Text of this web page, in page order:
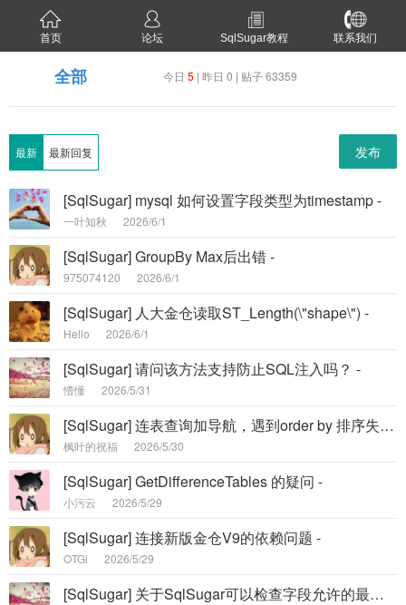
首页 论坛 SqlSugar教程 联系我们
全部 今日 5 | 昨日 0 | 贴子 63359
最新 最新回复 发布
[SqlSugar] mysql 如何设置字段类型为timestamp -
一叶知秋 2026/6/1
[SqlSugar] GroupBy Max后出错 -
975074120 2026/6/1
[SqlSugar] 人大金仓读取ST_Length(\"shape\") -
Hello 2026/6/1
[SqlSugar] 请问该方法支持防止SQL注入吗？ -
懵懂 2026/5/31
[SqlSugar] 连表查询加导航，遇到order by 排序失效的问题（BUG） -
枫叶的祝福 2026/5/30
[SqlSugar] GetDifferenceTables 的疑问 -
小污云 2026/5/29
[SqlSugar] 连接新版金仓V9的依赖问题 -
OTGi 2026/5/29
[SqlSugar] 关于SqlSugar可以检查字段允许的最大长度吗？ -